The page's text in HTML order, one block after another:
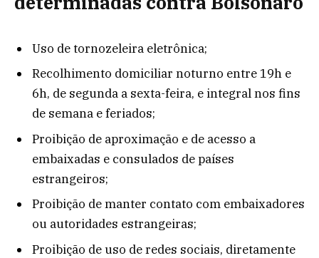
Uso de tornozeleira eletrônica;
Recolhimento domiciliar noturno entre 19h e
6h, de segunda a sexta-feira, e integral nos fins
de semana e feriados;
Proibição de aproximação e de acesso a
embaixadas e consulados de países
estrangeiros;
Proibição de manter contato com embaixadores
ou autoridades estrangeiras;
Proibição de uso de redes sociais, diretamente